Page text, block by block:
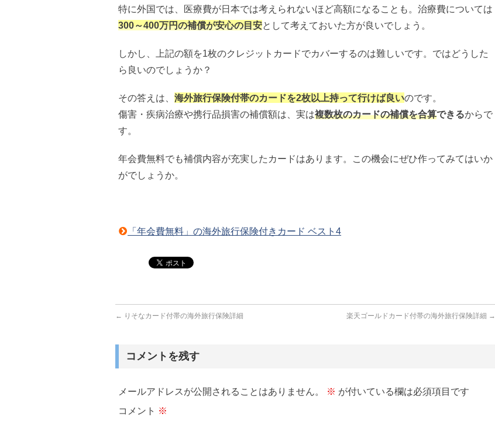
特に外国では、医療費が日本では考えられないほど高額になることも。治療費については
300～400万円の補償が安心の目安として考えておいた方が良いでしょう。
しかし、上記の額を1枚のクレジットカードでカバーするのは難しいです。ではどうした
ら良いのでしょうか？
その答えは、 海外旅行保険付帯のカードを2枚以上持って行けば良いのです。
傷害・疾病治療や携行品損害の補償額は、実は複数枚のカードの補償を合算できるからで
す。
年会費無料でも補償内容が充実したカードはあります。この機会にぜひ作ってみてはいか
がでしょうか。
「年会費無料」の海外旅行保険付きカード ベスト4
← りそなカード付帯の海外旅行保険詳細 楽天ゴールドカード付帯の海外旅行保険詳細 →
コメントを残す
メールアドレスが公開されることはありません。 ※ が付いている欄は必須項目です
コメント ※